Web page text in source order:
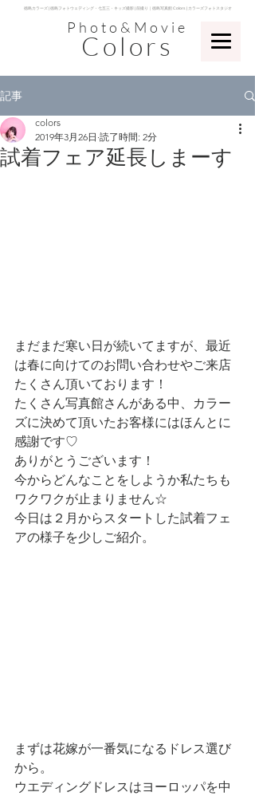
Photo&Movie
Colors
​徳島カラーズ | 徳島フォトウェディング・七五三・キッズ撮影 | 前撮り｜徳島写真館 Colors | カラーズフォトスタジオ
記事
試着フェア延長しまーす
colors
2019年3月26日 読了時間: 2分
まだまだ寒い日が続いてますが、最近
は春に向けてのお問い合わせやご来店
たくさん頂いております！
たくさん写真館さんがある中、カラー
ズに決めて頂いたお客様にはほんとに
感謝です♡
ありがとうございます！
今からどんなことをしようか私たちも
ワクワクが止まりません☆
今日は２月からスタートした試着フェ
アの様子を少しご紹介。
まずは花嫁が一番気になるドレス選び
から。
ウエディングドレスはヨーロッパを中